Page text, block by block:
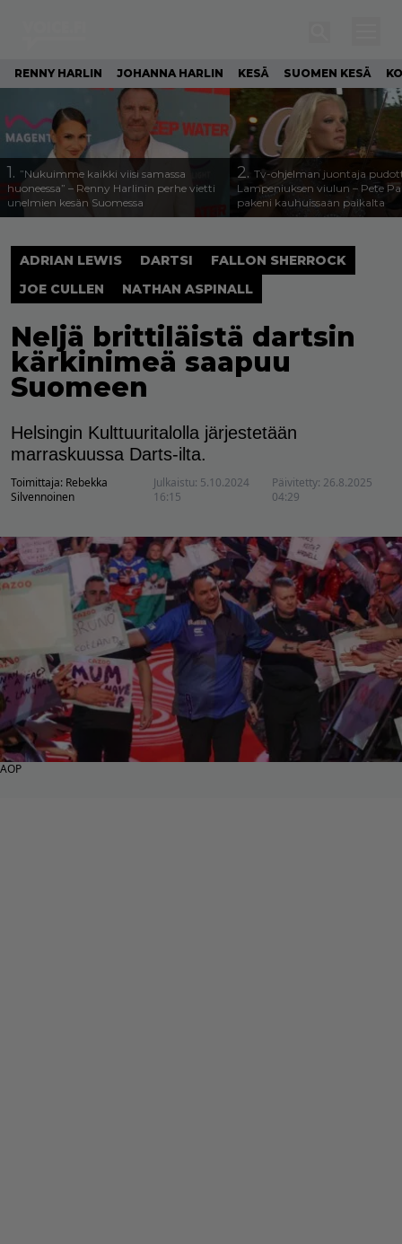
RENNY HARLIN JOHANNA HARLIN KESÄ SUOMEN KESÄ
1. ”Nukuimme kaikki viisi samassa
huoneessa” – Renny Harlinin perhe vietti
unelmien kesän Suomessa
2. Tv-ohjelman juontaja
Lampeniuksen viulun – Pete
pakeni kauhuissaan paikalta
ADRIAN LEWIS DARTSI
FALLON SHERROCK
JOE CULLEN
NATHAN ASPINALL
Neljä brittiläistä dartsin
kärkinimeä saapuu
Suomeen
Helsingin Kulttuuritalolla järjestetään
marraskuussa Darts-ilta.
Toimittaja: Rebekka
Silvennoinen
Julkaistu: 5.10.2024
16:15
Päivitetty: 26.8.2025
04:29
AOP